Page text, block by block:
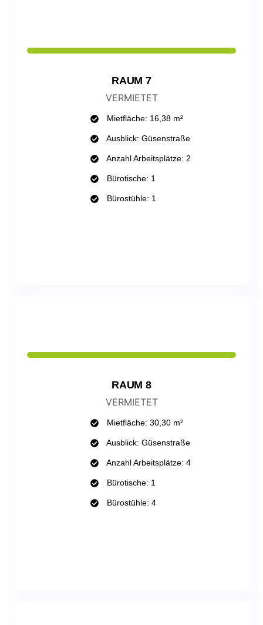
RAUM 7
VERMIETET
Mietfläche: 16,38 m²
Ausblick: Güsenstraße
Anzahl Arbeitsplätze: 2
Bürotische: 1
Bürostühle: 1
RAUM 8
VERMIETET
Mietfläche: 30,30 m²
Ausblick: Güsenstraße
Anzahl Arbeitsplätze: 4
Bürotische: 1
Bürostühle: 4